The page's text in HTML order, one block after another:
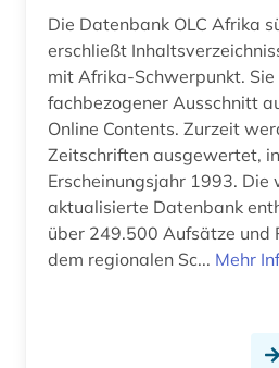
Die Datenbank OLC Afrika
erschließt
mit Afrika-Schwerpunkt. Sie
fachbezogener Ausschnitt
Online Contents. Zurzeit
Zeitschriften ausgewertet,
Erscheinungsjahr 1993. Die
aktualisierte Datenbank
über 249.500 Aufsätze und
dem regionalen Sc... Mehr